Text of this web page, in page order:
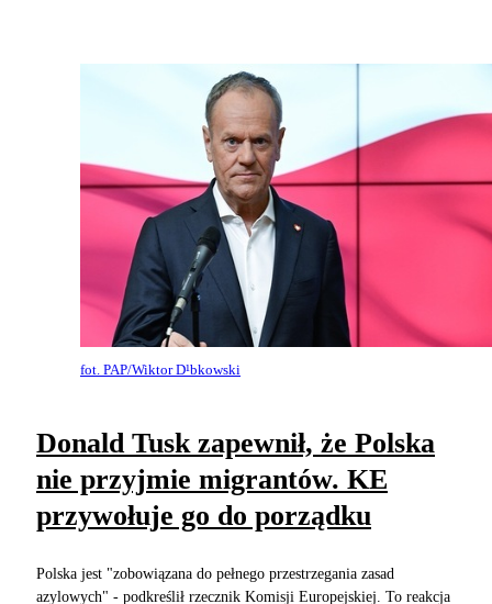
fot. PAP/Wiktor D¹bkowski
Donald Tusk zapewnił, że Polska
nie przyjmie migrantów. KE
przywołuje go do porządku
Polska jest "zobowiązana do pełnego przestrzegania zasad
azylowych" - podkreślił rzecznik Komisji Europejskiej. To reakcja